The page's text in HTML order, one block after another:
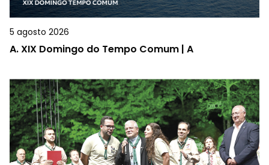
5 agosto 2026
A.XIX Domingo do Tempo Comum | A